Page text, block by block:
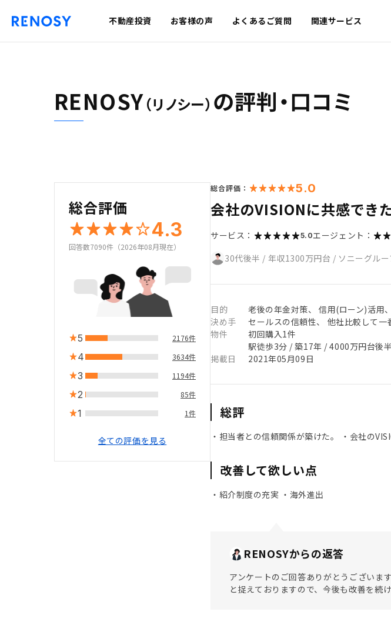
不動産投資 お客様の声 よくあるご質問 関連サービス
RENOSY（リノシー） の評判・口コミ
総合評価
4.3
回答数7090件（2026年08月現在）
5 2176件
4 3634件
3 1194件
2 85件
1 1件
全ての評価を見る
総合評価： 5.0
会社のVISIONに共感でき
サービス： 5.0エージェント：
30代後半 / 年収1300万円台 / ソニーグル
目的
老後の年金対策、 信用(ローン)活用
決め手
セールスの信頼性、 他社比較して
物件
初回購入1件
駅徒歩3分 / 築17年 / 4000万円台後半
掲載日
2021年05月09日
総評
・担当者との信頼関係が築けた。 ・会社の
改善して欲しい点
・紹介制度の充実 ・海外進出
RENOSYからの返答
アンケートのご回答ありがとうございま
と捉えておりますので、今後も改善を続